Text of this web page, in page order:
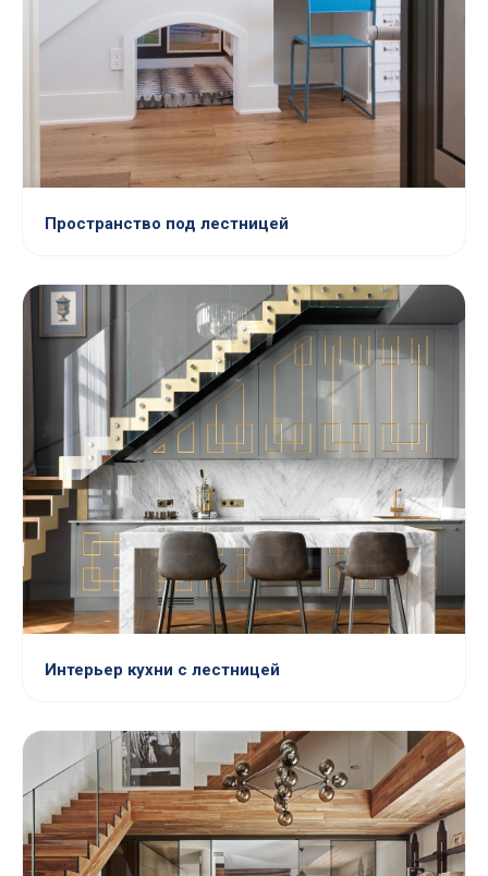
Пространство под лестницей
Интерьер кухни с лестницей